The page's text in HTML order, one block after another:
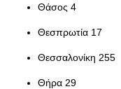
Θάσος 4
Θεσπρωτία 17
Θεσσαλονίκη 255
Θήρα 29